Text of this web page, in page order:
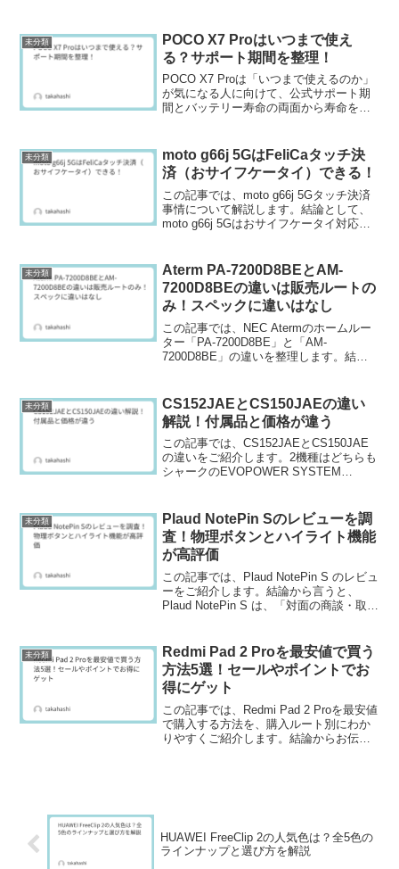
未分類
POCO X7 Proはいつまで使え
る？サポート期間を整理！
POCO X7 Proは「いつまで使えるのか」
が気になる人に向けて、公式サポート期
間とバッテリー寿命の両面から寿命を整
で、メイン機として安心して使えるのは
おおよそ3...
未分類
moto g66j 5GはFeliCaタッチ決
済（おサイフケータイ）できる！
この記事では、moto g66j 5Gタッチ決済
事情について解説します。結論として、
moto g66j 5Gはおサイフケータイ対応の
カードのタッチ決...
未分類
Aterm PA-7200D8BEとAM-
7200D8BEの違いは販売ルートの
み！スペックに違いはなし
この記事では、NEC Atermのホームルー
ター「PA-7200D8BE」と「AM-
7200D8BE」の違いを整理します。結論
「付属LANケーブルの種類」の2...
未分類
CS152JAEとCS150JAEの違い
解説！付属品と価格が違う
この記事では、CS152JAEとCS150JAE
の違いをご紹介します。2機種はどちらも
シャークのEVOPOWER SYSTEM
な違いは「ブラシ2種とプレシジョンダ...
未分類
Plaud NotePin Sのレビューを調
査！物理ボタンとハイライト機能
が高評価
この記事では、Plaud NotePin S のレビュ
ーをご紹介します。結論から言うと、
Plaud NotePin S は、「対面の商談・取材
ウェアラブルレコーダーを探...
未分類
Redmi Pad 2 Proを最安値で買う
方法5選！セールやポイントでお
得にゲット
この記事では、Redmi Pad 2 Proを最安値
で購入する方法を、購入ルート別にわか
りやすくご紹介します。結論からお伝え
HUAWEI FreeClip 2の人気色は？全5色の
ラインナップと選び方を解説